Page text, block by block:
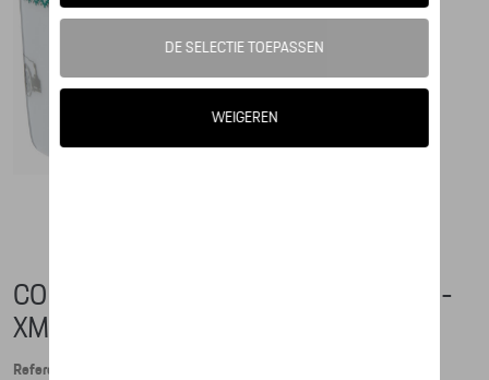
COLLECTOR'S ESPRESSO CUP, NO. 1 -
XMAS - LIMITED EDITION
Referentie: WAP0500030PESC